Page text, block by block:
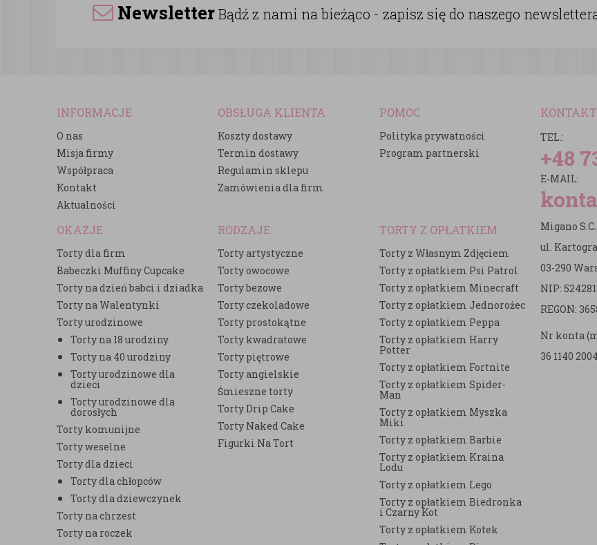
NewsletterBądź z nami na bieżąco - zapisz się do naszego
INFORMACJE
O nas
Misja firmy
Współpraca
Kontakt
Aktualności
OBSŁUGA KLIENTA
Koszty dostawy
Termin dostawy
Regulamin sklepu
Zamówienia dla firm
POMOC
Polityka prywatności
Program partnerski
OKAZJE
Torty dla firm
Babeczki Muffiny Cupcake
Torty na dzień babci i dziadka
Torty na Walentynki
Torty urodzinowe
Torty na 18 urodziny
Torty na 40 urodziny
Torty urodzinowe dla
dzieci
Torty urodzinowe dla
dorosłych
Torty komunijne
Torty weselne
Torty dla dzieci
Torty dla chłopców
Torty dla dziewczynek
Torty na chrzest
Torty na roczek
RODZAJE
Torty artystyczne
Torty owocowe
Torty bezowe
Torty czekoladowe
Torty prostokątne
Torty kwadratowe
Torty piętrowe
Torty angielskie
Śmieszne torty
Torty Drip Cake
Torty Naked Cake
Figurki Na Tort
TORTY Z OPŁATKIEM
Torty z Własnym Zdjęciem
Torty z opłatkiem Psi Patrol
Torty z opłatkiem Minecraft
Torty z opłatkiem Jednorożec
Torty z opłatkiem Peppa
Torty z opłatkiem Harry
Potter
Torty z opłatkiem Fortnite
Torty z opłatkiem Spider-
Man
Torty z opłatkiem Myszka
Miki
Torty z opłatkiem Barbie
Torty z opłatkiem Kraina
Lodu
Torty z opłatkiem Lego
Torty z opłatkiem Biedronka
i Czarny Kot
Torty z opłatkiem Kotek
KONTAKT
TEL.:
+48
E-MAIL:
Migano S.C.
ul.
03-290
NIP:
REGON:
Nr konta
36 1140